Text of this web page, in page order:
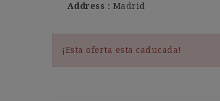
Address Madrid
¡Esta oferta esta caducada!